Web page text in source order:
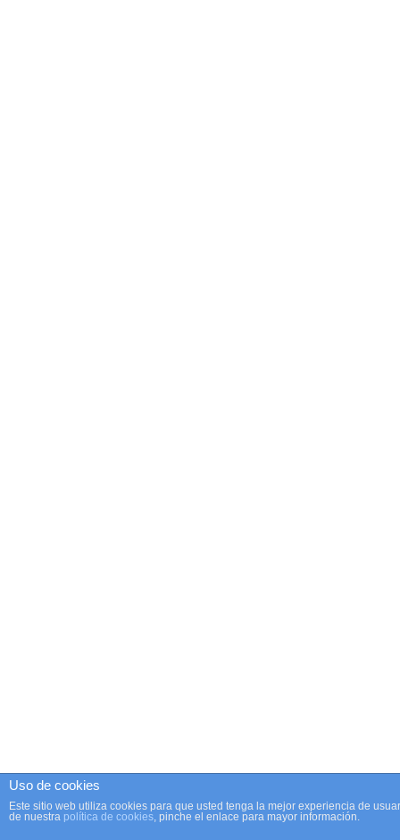
Uso de cookies
Este sitio web utiliza cookies para que usted tenga la mejor experiencia de
de nuestra política de cookies, pinche el enlace para mayor información.